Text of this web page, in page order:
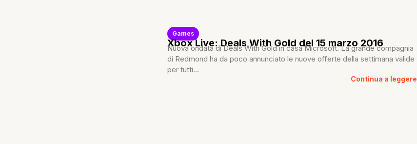
Games
Xbox Live: Deals With Gold del 15 marzo 2016
Nuova ondata di Deals With Gold in casa Microsoft. La grande compagnia
di Redmond ha da poco annunciato le nuove offerte della settimana valide
per tutti...
Continua a leggere